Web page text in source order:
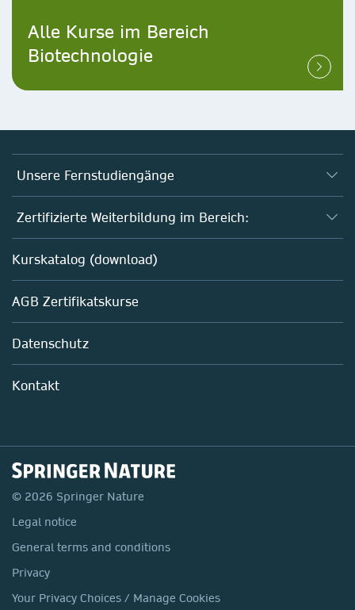
Alle Kurse im Bereich
Biotechnologie
Unsere Fernstudiengänge
Fernstudium Biologie
Fernstudium B. Sc. Chemie
Fernstudium M. Sc. Biotechnologie
Zertifizierte Weiterbildung im Bereich:
AZAV-geförderte Weiterbildungskurse
Biotechnologie
Chemie
Mitarbeiterführung im Labor
Kurskatalog (download)
AGB Zertifikatskurse
Datenschutz
Kontakt
© 2026 Springer Nature
Legal notice
General terms and conditions
Privacy
Your Privacy Choices / Manage Cookies